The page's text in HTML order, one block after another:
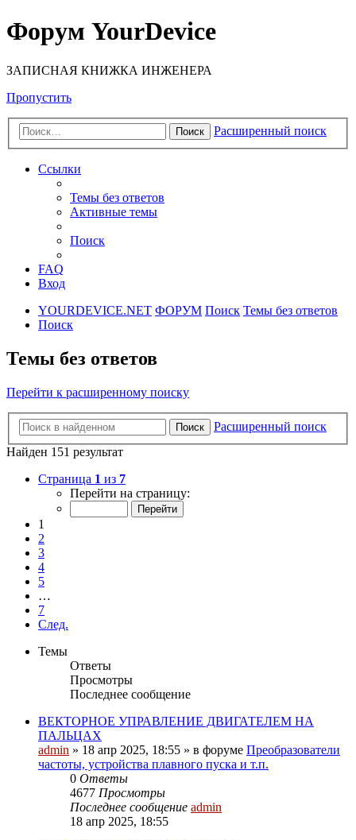
Форум YourDevice
ЗАПИСНАЯ КНИЖКА ИНЖЕНЕРА
Пропустить
Поиск Расширенный поиск
Ссылки
Темы без ответов
Активные темы
Поиск
FAQ
Вход
YOURDEVICE.NET ФОРУМ Поиск Темы без ответов
Поиск
Темы без ответов
Перейти к расширенному поиску
Поиск
Расширенный поиск
Найден 151 результат
Страница 1 из 7
Перейти на страницу:
1
2
3
4
5
…
7
След.
Темы
Ответы
Просмотры
Последнее сообщение
ВЕКТОРНОЕ УПРАВЛЕНИЕ ДВИГАТЕЛЕМ НА
ПАЛЬЦАХ
admin » 18 апр 2025, 18:55 » в форуме Преобразователи
частоты, устройства плавного пуска и т.п.
0 Ответы
4677 Просмотры
Последнее сообщение admin
18 апр 2025, 18:55